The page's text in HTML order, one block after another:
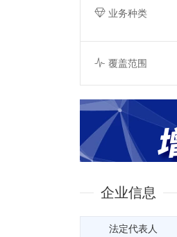
业务种类
覆盖范围
企业信息
法定代表人